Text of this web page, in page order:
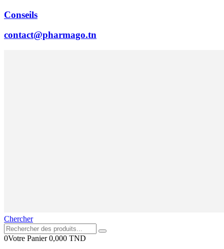
Conseils
contact@pharmago.tn
Chercher
0Votre Panier0,000 TND